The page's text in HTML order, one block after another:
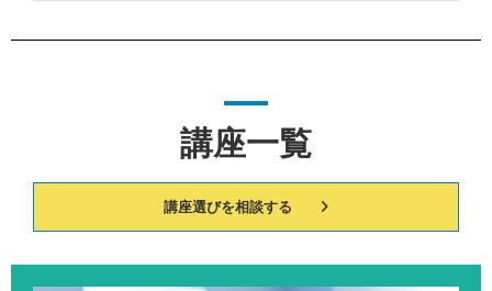
講座一覧
講座選びを相談する